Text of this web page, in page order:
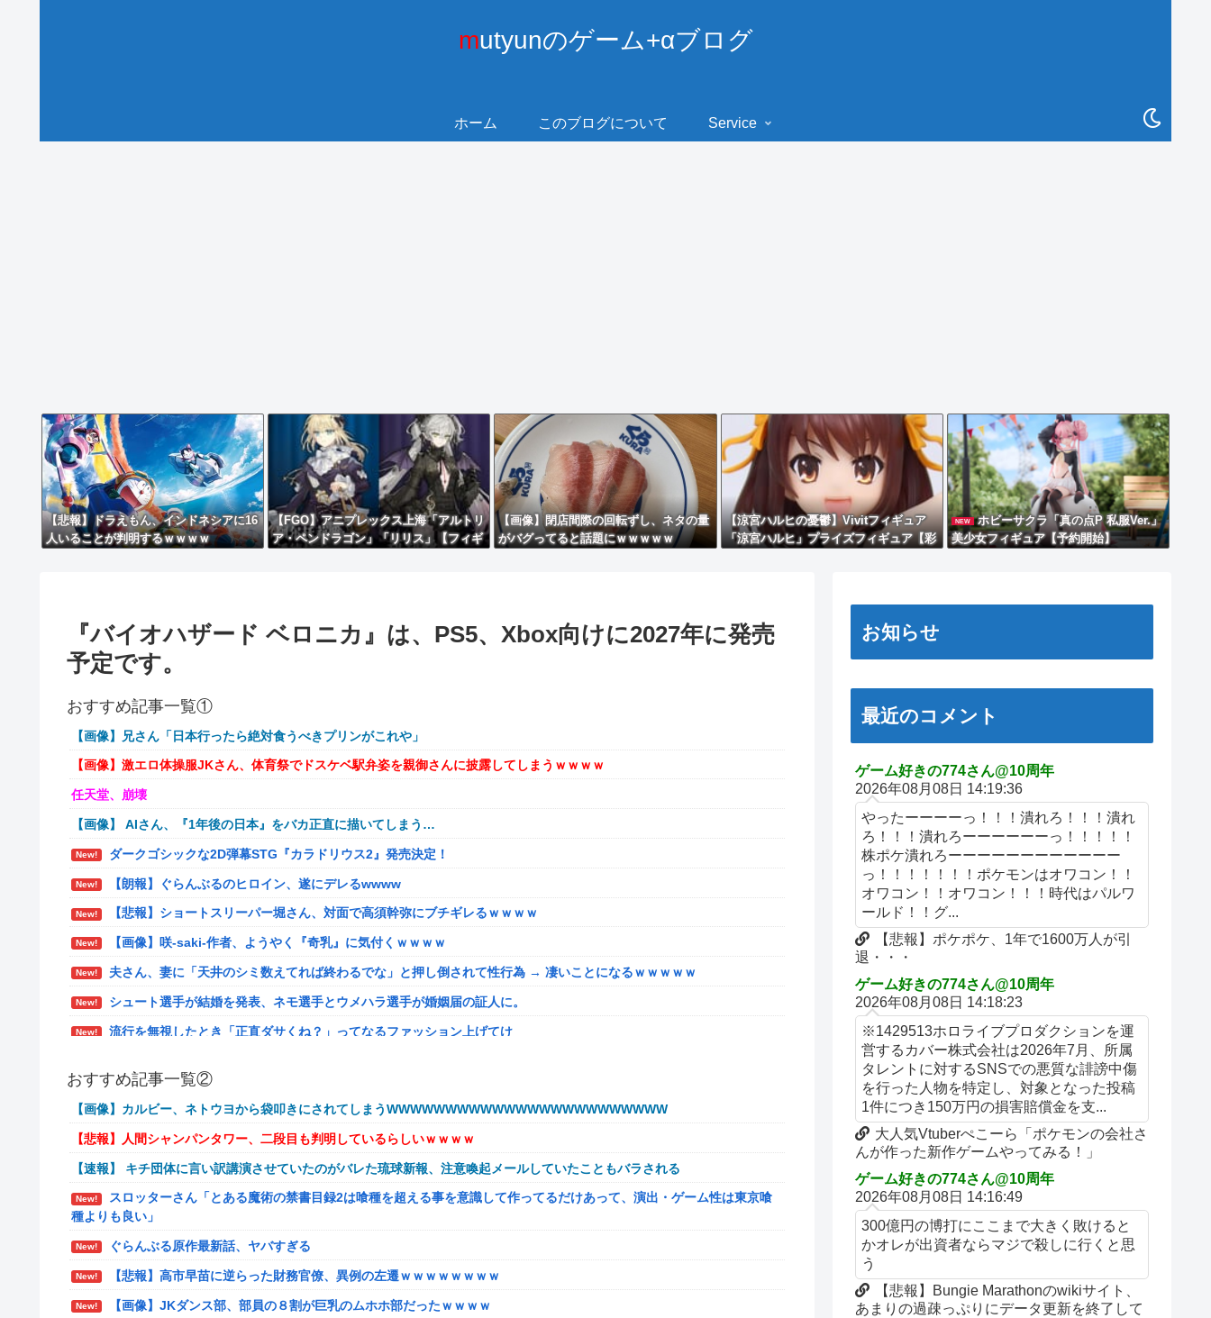
mutyunのゲーム+αブログ
ホーム このブログについて Service
【悲報】ドラえもん、インドネシアに16
人いることが判明するｗｗｗｗ
【FGO】アニプレックス上海「アルトリ
ア・ペンドラゴン」「リリス」【フィギ
【画像】閉店間際の回転ずし、ネタの量
がバグってると話題にｗｗｗｗｗ
【涼宮ハルヒの憂鬱】Vivitフィギュア
「涼宮ハルヒ」プライズフィギュア【彩
NEW
ホビーサクラ「真の点P 私服Ver.」
美少女フィギュア【予約開始】
『バイオハザード ベロニカ』は、PS5、Xbox向けに2027年に発売
予定です。
おすすめ記事一覧①
【画像】兄さん「日本行ったら絶対食うべきプリンがこれや」
【画像】激エロ体操服JKさん、体育祭でドスケベ駅弁姿を親御さんに披露してしまうｗｗｗｗ
任天堂、崩壊
【画像】 AIさん、『1年後の日本』をバカ正直に描いてしまう…
New! ダークゴシックな2D弾幕STG『カラドリウス2』発売決定！
New! 【朗報】ぐらんぶるのヒロイン、遂にデレるwwww
New! 【悲報】ショートスリーパー堀さん、対面で高須幹弥にブチギレるｗｗｗｗ
New! 【画像】咲-saki-作者、ようやく『奇乳』に気付くｗｗｗｗ
New! 夫さん、妻に「天井のシミ数えてれば終わるでな」と押し倒されて性行為 → 凄いことになるｗｗｗｗｗ
New! シュート選手が結婚を発表、ネモ選手とウメハラ選手が婚姻届の証人に。
New! 流行を無視したとき「正直ダサくね？」ってなるファッション上げてけ
New! 佐藤二朗、妻とのハグを報告「文〇砲より遥かに威力は弱いが、僕のノロケ砲をお見舞いする」
New! 【画像】こんな感じのクルマで車中泊旅したいよな？？？
【朗報】ドラゴンボール史上、最も実力とその人気が伴わない微妙すぎるキャラさん決まる！！
路上駐車中のテスラ車を超弩級のゲリラ豪雨が直撃、水が溢れてどんどん浸かっていくのを……
New! 【艦これ】そもそも深海ってなんか悪いことしたの
New! 【艦これ】けーかいじん 他
New! 【艦これ】E5ヌルイとかいう風説には騙されないぞ スキャンプくらいヌルイのなら考える
【艦これ】もちもちーの本気 他
おすすめ記事一覧②
【画像】カルビー、ネトウヨから袋叩きにされてしまうWWWWWWWWWWWWWWWWWWWWWWWW
【悲報】人間シャンパンタワー、二段目も判明しているらしいｗｗｗｗ
【速報】 キチ団体に言い訳講演させていたのがバレた琉球新報、注意喚起メールしていたこともバラされる
New!
スロッターさん「とある魔術の禁書目録2は喰種を超える事を意識して作ってるだけあって、演出・ゲーム性は東京喰
種よりも良い」
New! ぐらんぶる原作最新話、ヤバすぎる
New! 【悲報】高市早苗に逆らった財務官僚、異例の左遷ｗｗｗｗｗｗｗｗ
New! 【画像】JKダンス部、部員の８割が巨乳のムホホ部だったｗｗｗｗ
お知らせ
最近のコメント
ゲーム好きの774さん@10周年
2026年08月08日 14:19:36
やったーーーーっ！！！潰れろ！！！潰れ
ろ！！！潰れろーーーーーーっ！！！！！
株ポケ潰れろーーーーーーーーーーーー
っ！！！！！！！ポケモンはオワコン！！
オワコン！！オワコン！！！時代はパルワ
ールド！！グ...
【悲報】ポケポケ、1年で1600万人が引
退・・・
ゲーム好きの774さん@10周年
2026年08月08日 14:18:23
※1429513ホロライブプロダクションを運
営するカバー株式会社は2026年7月、所属
タレントに対するSNSでの悪質な誹謗中傷
を行った人物を特定し、対象となった投稿
1件につき150万円の損害賠償金を支...
大人気Vtuberぺこーら「ポケモンの会社さ
んが作った新作ゲームやってみる！」
ゲーム好きの774さん@10周年
2026年08月08日 14:16:49
300億円の博打にここまで大きく敗けると
かオレが出資者ならマジで殺しに行くと思
う
【悲報】Bungie Marathonのwikiサイト、
あまりの過疎っぷりにデータ更新を終了して